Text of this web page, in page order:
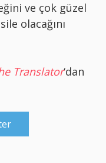
ve çok güzel
olacağını
Translator‘dan